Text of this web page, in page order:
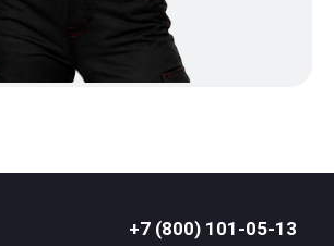
+7 (800) 101-05-13